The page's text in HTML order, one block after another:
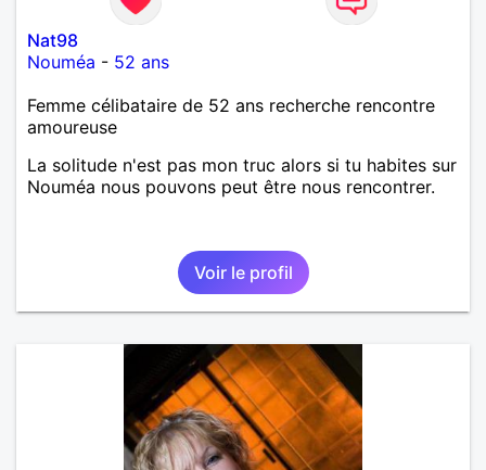
Nat98
Nouméa - 52 ans
Femme célibataire de 52 ans recherche rencontre
amoureuse
La solitude n'est pas mon truc alors si tu habites sur
Nouméa nous pouvons peut être nous rencontrer.
Voir le profil